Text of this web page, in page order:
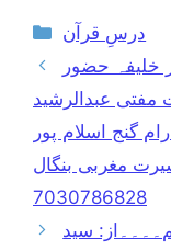
Categories
درسِ قرآن
خلیفہ حضور
مفتی عبدالرشید
گنج اسلام پور
مغربی بنگال
7030786828
سید